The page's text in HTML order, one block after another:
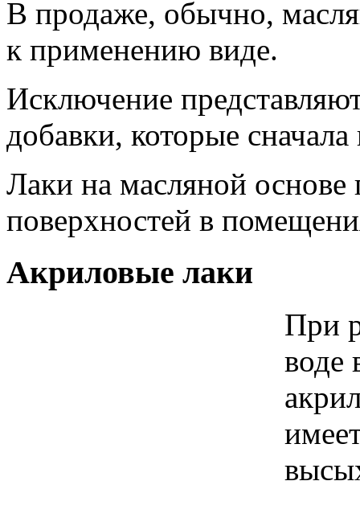
В продаже, обычно,
к применению виде.
Исключение
добавки, которые
Лаки на масляной основе
поверхностей в
Акриловые лаки
При
воде